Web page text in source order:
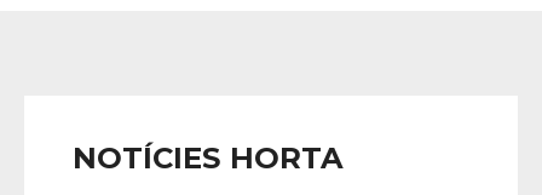
NOTÍCIES HORTA